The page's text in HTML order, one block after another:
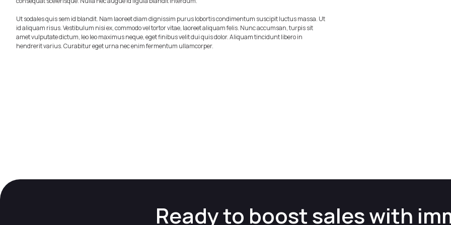
Ut sodales quis sem id blandit. Nam laoreet diam dignissim purus lobortis condimentum suscipit luctus massa. Ut
id aliquam risus. Vestibulum nisi ex, commodo vel tortor vitae, laoreet aliquam felis. Nunc accumsan, turpis sit
amet vulputate dictum, leo leo maximus neque, eget finibus velit dui quis dolor. Aliquam tincidunt libero in
hendrerit varius. Curabitur eget urna nec enim fermentum ullamcorper.
Ready to boost sales with